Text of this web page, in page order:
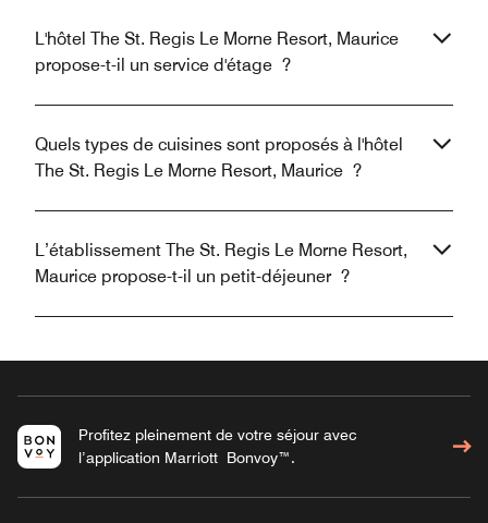
L'hôtel The St. Regis Le Morne Resort, Maurice
propose-t-il un service d'étage ?
Quels types de cuisines sont proposés à l'hôtel
The St. Regis Le Morne Resort, Maurice ?
L’établissement The St. Regis Le Morne Resort,
Maurice propose-t-il un petit-déjeuner ?
Profitez pleinement de votre séjour avec
l’application Marriott Bonvoy™.